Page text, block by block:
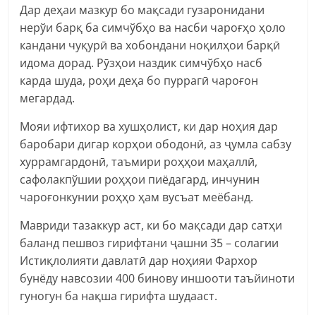
Дар деҳаи мазкур бо мақсади гузаронидани
нерўи барқ ба симчўбҳо ва насби чароғҳо ҳоло
кандани чуқурӣ ва хобондани ноқилҳои барқӣ
идома дорад. Рӯзҳои наздик симчўбҳо насб
карда шуда, роҳи деҳа бо пуррагӣ чароғон
мегардад.
Мояи ифтихор ва хушҳолист, ки дар ноҳия дар
баробари дигар корҳои ободонӣ, аз ҷумла сабзу
хуррамгардонӣ, таъмири роҳҳои маҳаллӣ,
сафолакпўшии роҳҳои пиёдагард, инчунин
чароғонкунии роҳҳо ҳам вусъат меёбанд.
Мавриди тазаккур аст, ки бо мақсади дар сатҳи
баланд пешвоз гирифтани ҷашни 35 – солагии
Истиқлолияти давлатӣ дар ноҳияи Фархор
бунёду навсозии 400 бинову иншооти таъйиноти
гуногун ба нақша гирифта шудааст.